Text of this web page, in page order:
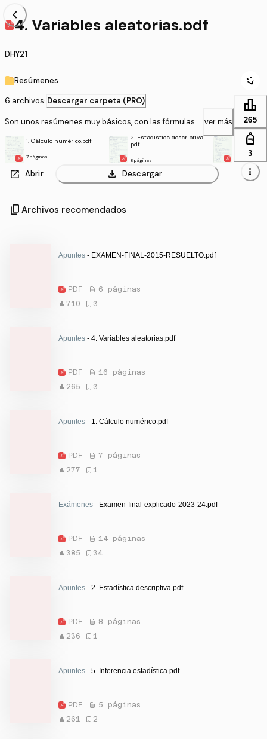
chevron_left
4. Variables aleatorias.pdf
DHY21
Resúmenes
6 archivos· Descargar carpeta (PRO)
Son unos resúmenes muy básicos, con las fórmulas y
con ejercicios de clase resueltos al final de cada te
ma.
ver más
1. Cálculo numérico.pdf
7 páginas
2. Estadística descriptiva.
pdf
8 páginas
3.
lidad.pdf
9 páginas
open_in_new Abrir download Descargar
leaderboard
265
personal_bag
3
more_vert
content_copy Archivos recomendados
Apuntes - EXAMEN-FINAL-2015-RESUELTO.pdf
PDF
6 páginas
710
3
Apuntes - 4. Variables aleatorias.pdf
PDF
16 páginas
265
3
Apuntes - 1. Cálculo numérico.pdf
PDF
7 páginas
277
1
Exámenes - Examen-final-explicado-2023-24.pdf
PDF
14 páginas
385
34
Apuntes - 2. Estadística descriptiva.pdf
PDF
8 páginas
236
1
Apuntes - 5. Inferencia estadística.pdf
PDF
5 páginas
261
2